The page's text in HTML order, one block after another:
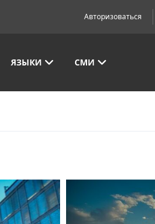
Авторизоваться
ЯЗЫКИ СМИ